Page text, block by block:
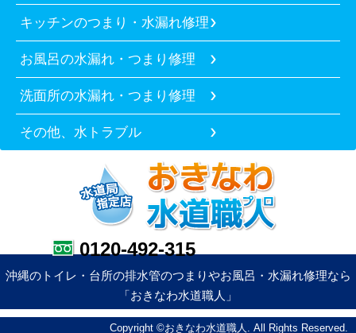
キッチンのつまり・水漏れ修理
お風呂の水漏れ・つまり修理
洗面所の水漏れ・つまり修理
その他、水トラブル
0120-492-315
沖縄のトイレ・台所の排水管のつまりやお風呂・水漏れ修理なら
「おきなわ水道職人」
Copyright ©おきなわ水道職人. All Rights Reserved.